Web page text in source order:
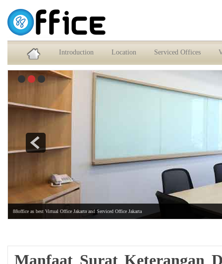
Service Office dan Virtual Office Jakarta Selatan
Introduction Location Serviced Offices
88office as best Virtual Office Jakarta and Serviced Office Jakarta
Manfaat Surat Keterangan